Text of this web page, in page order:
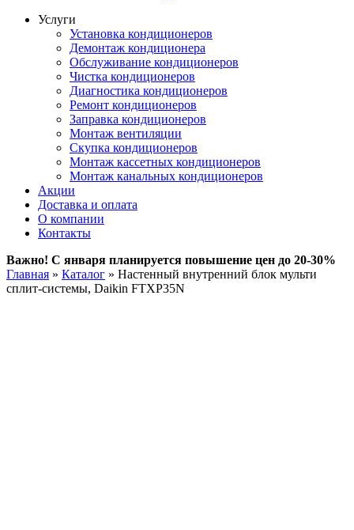
Услуги
Установка кондиционеров
Демонтаж кондиционера
Обслуживание кондиционеров
Чистка кондиционеров
Диагностика кондиционеров
Ремонт кондиционеров
Заправка кондиционеров
Монтаж вентиляции
Скупка кондиционеров
Монтаж кассетных кондиционеров
Монтаж канальных кондиционеров
Акции
Доставка и оплата
О компании
Контакты
Важно! С января планируется повышение цен до 20-30%
Главная » Каталог » Настенный внутренний блок мульти
сплит-системы, Daikin FTXP35N